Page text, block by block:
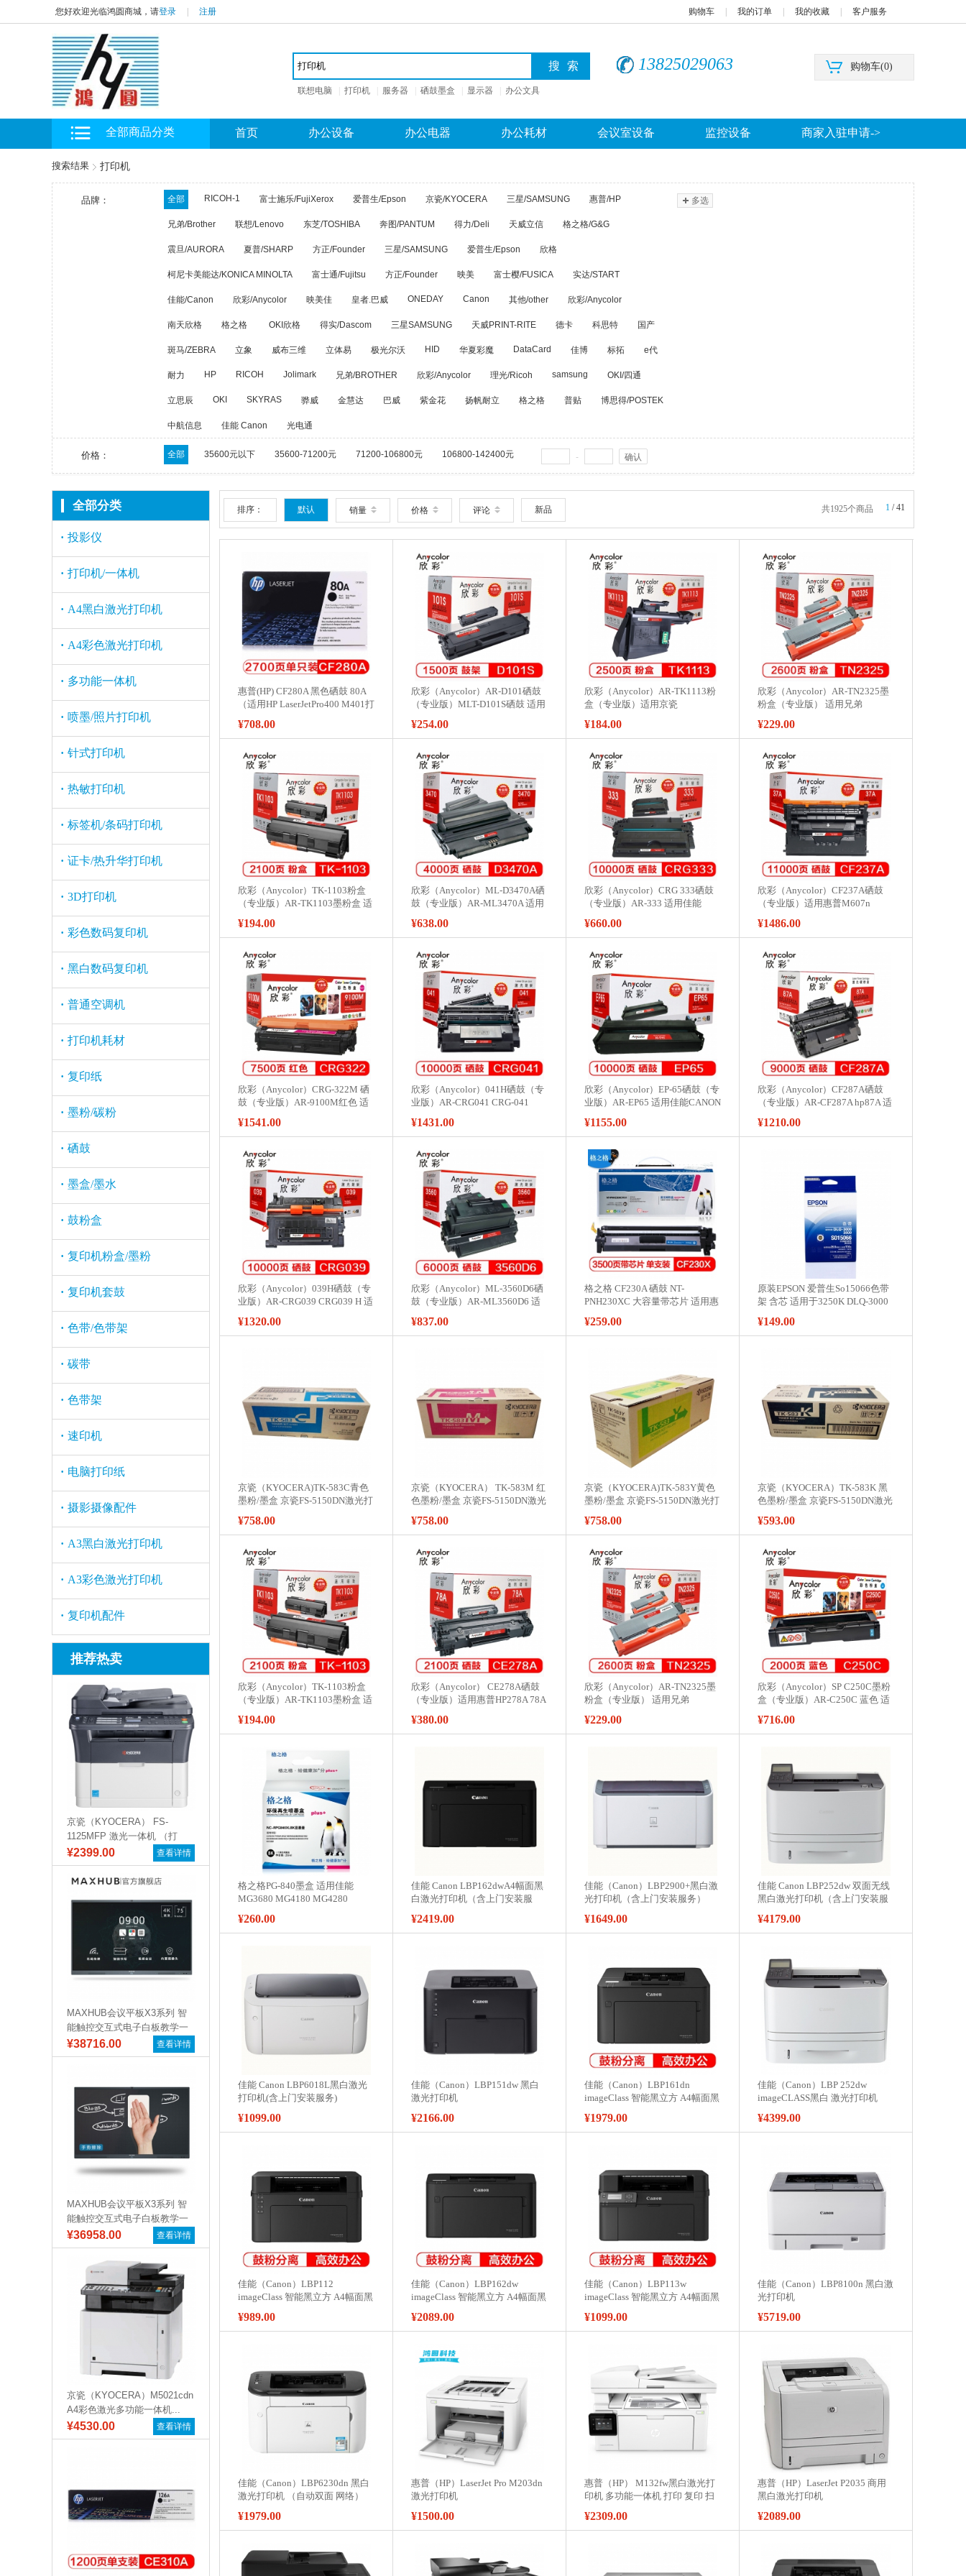
您好欢迎光临鸿圆商城，请登录 注册 购物车 我的订单 我的收藏 客户服务
联想电脑 打印机 服务器 硒鼓墨盒 显示器 办公文具
13825029063 购物车(0)
全部商品分类 首页 办公设备 办公电器 办公耗材 会议室设备 监控设备 商家入驻申请->
搜索结果 打印机
品牌： 全部 RICOH-1 富士施乐/FujiXerox 爱普生/Epson 京瓷/KYOCERA 三星/SAMSUNG 惠普/HP
兄弟/Brother 联想/Lenovo 东芝/TOSHIBA 奔图/PANTUM 得力/Deli 天威立信 格之格/G&G
震旦/AURORA 夏普/SHARP 方正/Founder 三星/SAMSUNG 爱普生/Epson 欣格
柯尼卡美能达/KONICA MINOLTA 富士通/Fujitsu 方正/Founder 映美 富士樱/FUSICA 实达/START
佳能/Canon 欣彩/Anycolor 映美佳 皇者.巴威 ONEDAY Canon 其他/other 欣彩/Anycolor
南天欣格 格之格 OKI欣格 得实/Dascom 三星SAMSUNG 天威PRINT-RITE 德卡 科思特 国产
斑马/ZEBRA 立象 威布三维 立体易 极光尔沃 HID 华夏彩魔 DataCard 佳博 标拓 e代
耐力 HP RICOH Jolimark 兄弟/BROTHER 欣彩/Anycolor 理光/Ricoh samsung OKI/四通
立思辰 OKI SKYRAS 骅威 金慧达 巴威 紫金花 扬帆耐立 格之格 普贴 博思得/POSTEK
中航信息 佳能 Canon 光电通
多选
价格： 全部 35600元以下 35600-71200元 71200-106800元 106800-142400元 - 确认
全部分类
· 投影仪
· 打印机/一体机
· A4黑白激光打印机
· A4彩色激光打印机
· 多功能一体机
· 喷墨/照片打印机
· 针式打印机
· 热敏打印机
· 标签机/条码打印机
· 证卡/热升华打印机
· 3D打印机
· 彩色数码复印机
· 黑白数码复印机
· 普通空调机
· 打印机耗材
· 复印纸
· 墨粉/碳粉
· 硒鼓
· 墨盒/墨水
· 鼓粉盒
· 复印机粉盒/墨粉
· 复印机套鼓
· 色带/色带架
· 碳带
· 色带架
· 速印机
· 电脑打印纸
· 摄影摄像配件
· A3黑白激光打印机
· A3彩色激光打印机
· 复印机配件
推荐热卖
京瓷（KYOCERA） FS-
1125MFP 激光一体机 （打
印...
¥2399.00 查看详情
MAXHUB会议平板X3系列 智
能触控交互式电子白板教学一
体机远...
¥38716.00 查看详情
MAXHUB会议平板X3系列 智
能触控交互式电子白板教学一
体机远...
¥36958.00 查看详情
京瓷（KYOCERA）M5021cdn
A4彩色激光多功能一体机...
¥4530.00 查看详情
排序： 默认 销量 价格 评论 新品 共1925个商品 1 /41
惠普(HP) CF280A 黑色硒鼓 80A
（适用HP LaserJetPro400 M401打
列）
¥708.00
欣彩（Anycolor）AR-D101硒鼓
（专业版）MLT-D101S硒鼓 适用
粉盒
¥254.00
欣彩（Anycolor）AR-TK1113粉
盒（专业版）适用京瓷
打印机 硒鼓
¥184.00
欣彩（Anycolor）AR-TN2325墨
粉盒（专业版） 适用兄弟
DCP7080D 7180DN打印机
¥229.00
欣彩（Anycolor）TK-1103粉盒
（专业版）AR-TK1103墨粉盒 适
印机 硒鼓
¥194.00
欣彩（Anycolor）ML-D3470A硒
鼓（专业版）AR-ML3470A 适用
¥638.00
欣彩（Anycolor）CRG 333硒鼓
（专业版）AR-333 适用佳能
印机 硒鼓
¥660.00
欣彩（Anycolor）CF237A硒鼓
（专业版）适用惠普M607n
M233FHT M633Z 打印机
¥1486.00
欣彩（Anycolor）CRG-322M 硒
鼓（专业版）AR-9100M红色 适
9100C打印机
¥1541.00
欣彩（Anycolor）041H硒鼓（专
业版）AR-CRG041 CRG-041
312DN打印机粉盒
¥1431.00
欣彩（Anycolor）EP-65硒鼓（专
业版）AR-EP65 适用佳能CANON
¥1155.00
欣彩（Anycolor）CF287A硒鼓
（专业版）AR-CF287A hp87A 适
M506X M527DN打印机
¥1210.00
欣彩（Anycolor）039H硒鼓（专
业版）AR-CRG039 CRG039 H 适
粉盒
¥1320.00
欣彩（Anycolor）ML-3560D6硒
鼓（专业版）AR-ML3560D6 适
3562W 打印机
¥837.00
格之格 CF230A 硒鼓 NT-
PNH230XC 大容量带芯片 适用惠
M227fdw 打印机 CF230X
¥259.00
原装EPSON 爱普生So15066色带
架 含芯 适用于3250K DLQ-3000
¥149.00
京瓷（KYOCERA)TK-583C青色
墨粉/墨盒 京瓷FS-5150DN激光打
¥758.00
京瓷（KYOCERA） TK-583M 红
色墨粉/墨盒 京瓷FS-5150DN激光
¥758.00
京瓷（KYOCERA)TK-583Y黄色
墨粉/墨盒 京瓷FS-5150DN激光打
¥758.00
京瓷（KYOCERA）TK-583K 黑
色墨粉/墨盒 京瓷FS-5150DN激光
¥593.00
欣彩（Anycolor）TK-1103粉盒
（专业版）AR-TK1103墨粉盒 适
印机
¥194.00
欣彩（Anycolor） CE278A硒鼓
（专业版）适用惠普HP278A 78A
机 墨粉盒
¥380.00
欣彩（Anycolor）AR-TN2325墨
粉盒（专业版） 适用兄弟
DCP7080D 7180DN打印机
¥229.00
欣彩（Anycolor）SP C250C墨粉
盒（专业版）AR-C250C 蓝色 适
C261SFNw 彩色打印机
¥716.00
格之格PG-840墨盒 适用佳能
MG3680 MG4180 MG4280
盒 黑彩套装
¥260.00
佳能 Canon LBP162dwA4幅面黑
白激光打印机（含上门安装服
¥2419.00
佳能（Canon）LBP2900+黑白激
光打印机（含上门安装服务）
¥1649.00
佳能 Canon LBP252dw 双面无线
黑白激光打印机（含上门安装服
¥4179.00
佳能 Canon LBP6018L黑白激光
打印机(含上门安装服务)
¥1099.00
佳能（Canon）LBP151dw 黑白
激光打印机
¥2166.00
佳能（Canon）LBP161dn
imageClass 智能黑立方 A4幅面黑
¥1979.00
佳能（Canon）LBP 252dw
imageCLASS黑白 激光打印机
¥4399.00
佳能（Canon）LBP112
imageClass 智能黑立方 A4幅面黑
¥989.00
佳能（Canon）LBP162dw
imageClass 智能黑立方 A4幅面黑
¥2089.00
佳能（Canon）LBP113w
imageClass 智能黑立方 A4幅面黑
¥1099.00
佳能（Canon）LBP8100n 黑白激
光打印机
¥5719.00
佳能（Canon）LBP6230dn 黑白
激光打印机 （自动双面 网络）
¥1979.00
惠普（HP）LaserJet Pro M203dn
激光打印机
¥1500.00
惠普（HP） M132fw黑白激光打
印机 多功能一体机 打印 复印 扫
¥2309.00
惠普（HP）LaserJet P2035 商用
黑白激光打印机
¥2089.00